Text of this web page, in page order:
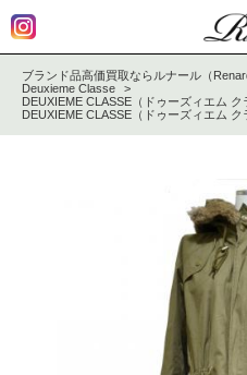
ブランド品高価買取ならルナール（
Deuxieme Classe
DEUXIEME CLASSE（ドゥーズィエム
DEUXIEME CLASSE（ドゥーズィエム